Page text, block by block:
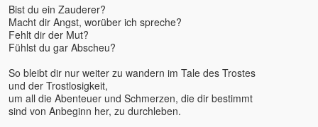
Ellen Kalwait-Borck u.
Slobodan
Ellie Roozdar
Ernst-Peter Flint
Evelin Rosenfeld
Florian Tathagata u. Julia
Schlosser
Francis Lucille
Bist du ein Zauderer?
Macht dir Angst, worüber ich spreche?
Fehlt dir der Mut?
Fühlst du gar Abscheu?
So bleibt dir nur weiter zu wandern im Tale des Trostes
und der Trostlosigkeit,
um all die Abenteuer und Schmerzen, die dir bestimmt
sind von Anbeginn her, zu durchleben.